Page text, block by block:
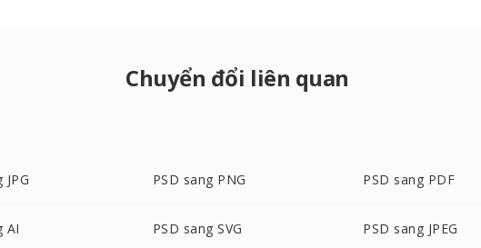
Chuyển đổi liên quan
JPG PSD sang PNG PSD sang PDF
AI PSD sang SVG PSD sang JPEG